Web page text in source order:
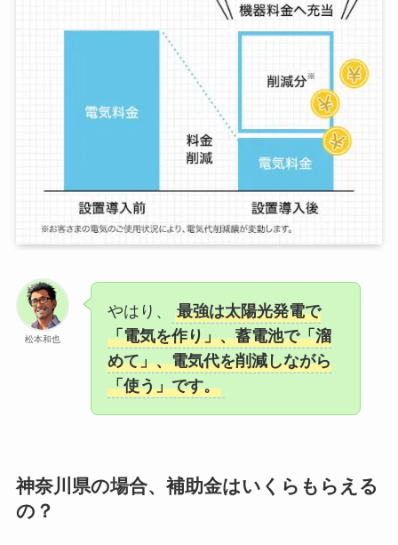
松本和也
やはり、
最強は太陽光発電で
「電気を作り」、蓄電池で「溜
めて」、電気代を削減しながら
「使う」です。
神奈川県の場合、補助金はいくらもらえる
の？